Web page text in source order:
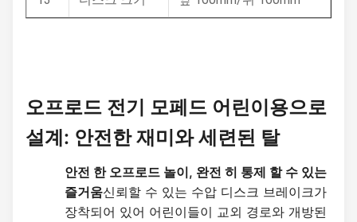
오프로드 전기 모페드 어린이용으로
설계: 안전한 재미와 세련된 탈
안전 한 오프로드 놀이, 완전 히 통제 할 수 있는
즐거움신뢰할 수 있는 수압 디스크 브레이크가
장착되어 있어 어린이들이 교외 경로와 개방된